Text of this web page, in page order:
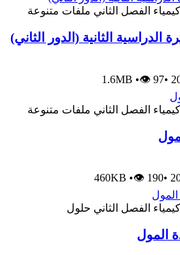
كيمياء الفصل الثاني ملفات متنوعة
الدراسية الثانية (الدور الثاني)
•
1.6MB •👁 97
كيمياء الفصل الثاني ملفات متنوعة
•
460KB •👁 190
كيمياء الفصل الثاني حلول
المول